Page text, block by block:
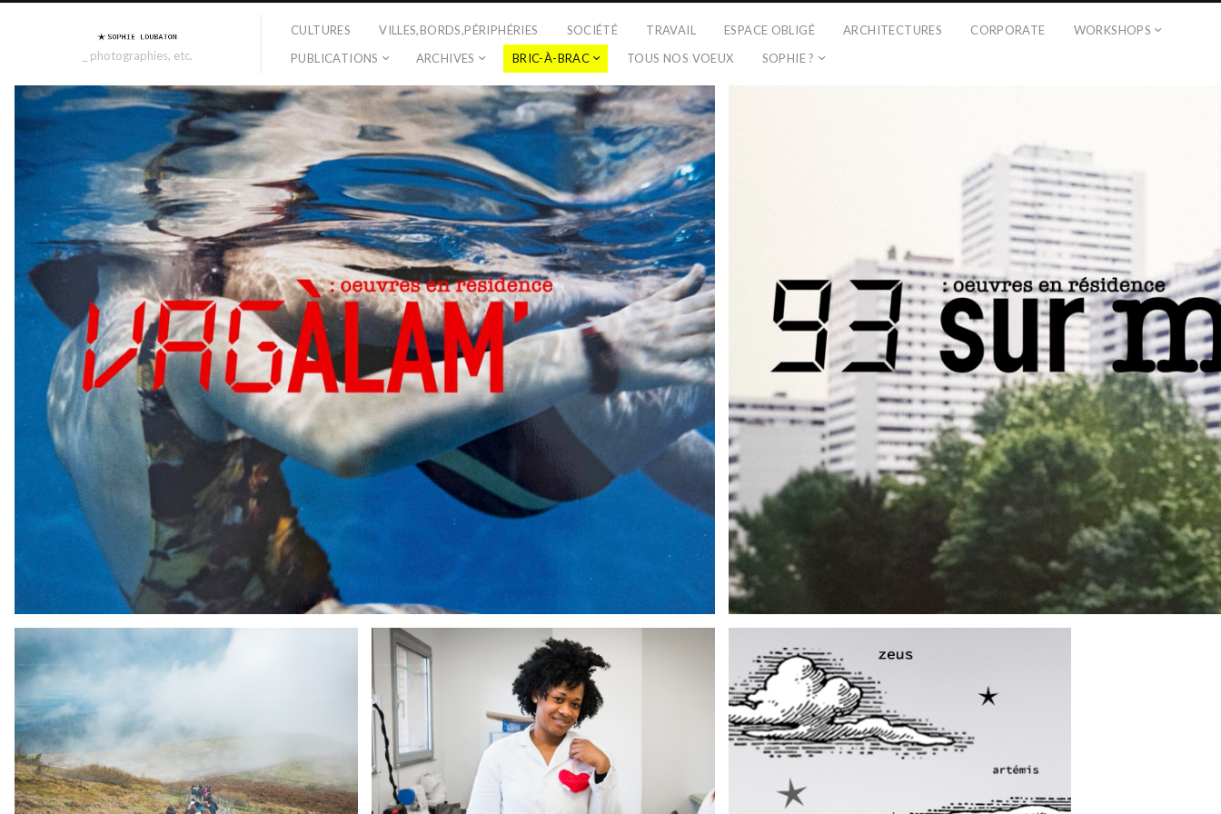
_ photographies, etc.
CULTURES VILLES,BORDS,PÉRIPHÉRIES SOCIÉTÉ TRAVAIL ESPACE OBLIGÉ ARCHITECTURES CORPORATE
WORKSHOPS
PUBLICATIONS
ARCHIVES BRIC-À-BRAC TOUS NOS VOEUX SOPHIE ?